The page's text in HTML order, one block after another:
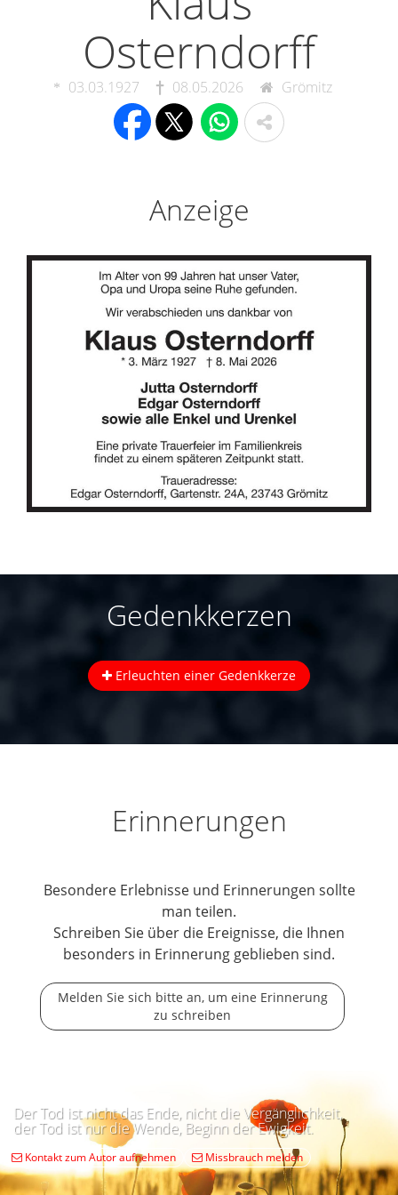
Osterndorff
03.03.1927 08.05.2026 Grömitz
Anzeige
Gedenkkerzen
Erleuchten einer Gedenkkerze
Erinnerungen
Besondere Erlebnisse und Erinnerungen sollte
man teilen.
Schreiben Sie über die Ereignisse, die Ihnen
besonders in Erinnerung geblieben sind.
Melden Sie sich bitte an, um eine Erinnerung
zu schreiben
Der Tod ist nicht das Ende, nicht die Vergänglichkeit,
der Tod ist nur die Wende, Beginn der Ewigkeit.
Kontakt zum Autor aufnehmen Missbrauch melden